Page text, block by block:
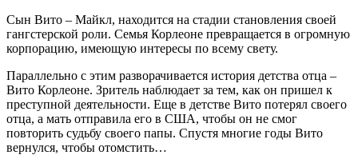
Сын Вито – Майкл, находится на стадии становления своей
гангстерской роли. Семья Корлеоне превращается в огромную
корпорацию, имеющую интересы по всему свету.
Параллельно с этим разворачивается история детства отца –
Вито Корлеоне. Зритель наблюдает за тем, как он пришел к
преступной деятельности. Еще в детстве Вито потерял своего
отца, а мать отправила его в США, чтобы он не смог
повторить судьбу своего папы. Спустя многие годы Вито
вернулся, чтобы отомстить…